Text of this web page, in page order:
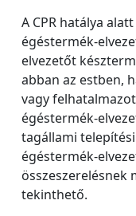
A CPR hatálya
égéstermék-
elvezetőt
abban az estben,
vagy
égéstermék-
tagállami
égéstermék-
összeszerelésnek
tekinthető.